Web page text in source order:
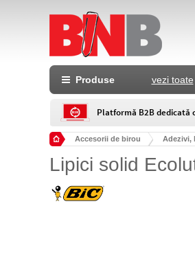
Produse vezi toate
Platformă B2B dedicată
Accesorii de birou Adezivi,
Lipici solid